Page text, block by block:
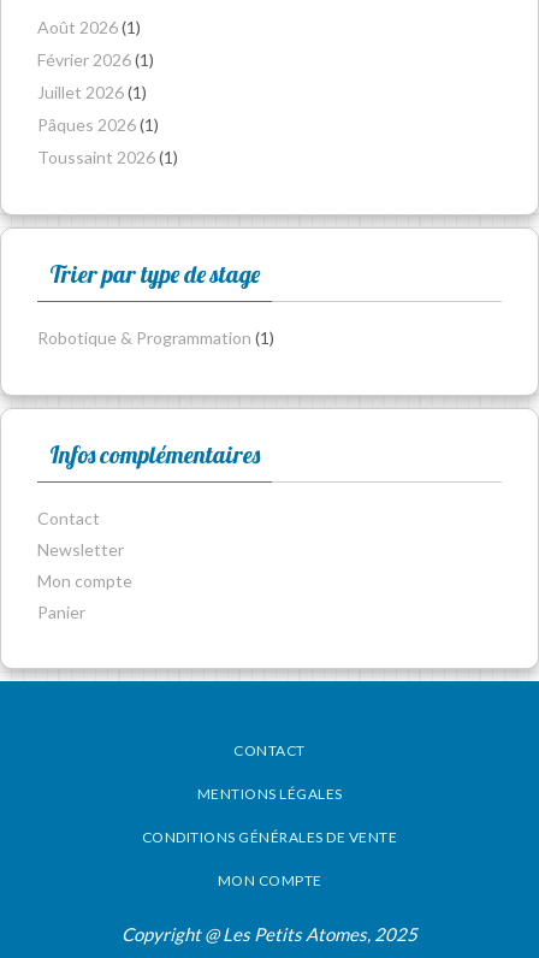
Août 2026(1)
Février 2026(1)
Juillet 2026(1)
Pâques 2026(1)
Toussaint 2026(1)
Trier par type de stage
Robotique & Programmation (1)
Infos complémentaires
Contact
Newsletter
Mon compte
Panier
CONTACT
MENTIONS LÉGALES
CONDITIONS GÉNÉRALES DE VENTE
MON COMPTE
Copyright @ Les Petits Atomes, 2025